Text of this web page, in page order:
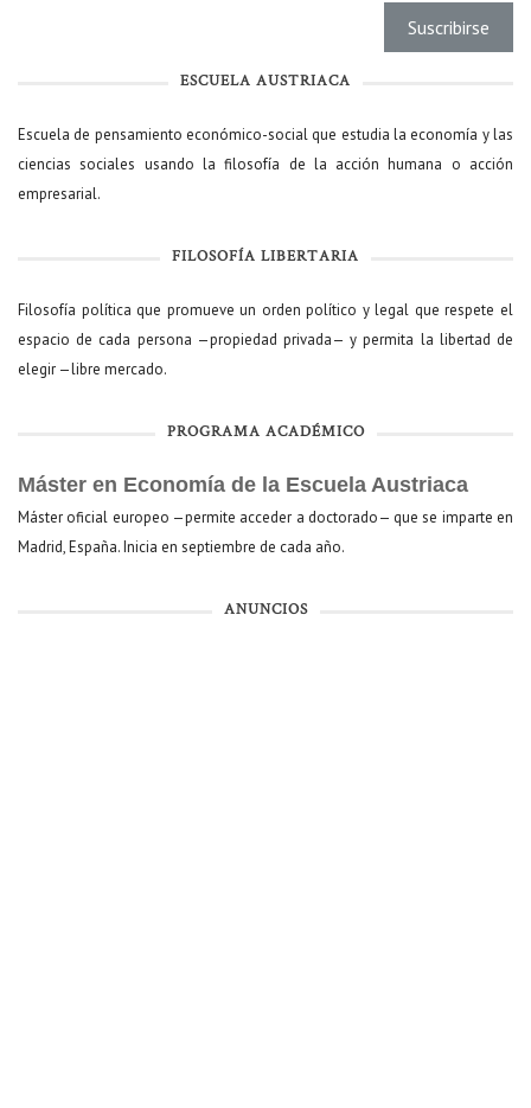
ESCUELA AUSTRIACA
Escuela de pensamiento económico-social que estudia la economía y las
ciencias sociales usando la filosofía de la acción humana o acción
empresarial.
FILOSOFÍA LIBERTARIA
Filosofía política que promueve un orden político y legal que respete el
espacio de cada persona —propiedad privada— y permita la libertad de
elegir —libre mercado.
PROGRAMA ACADÉMICO
Máster en Economía de la Escuela Austriaca
Máster oficial europeo —permite acceder a doctorado— que se imparte en
Madrid, España. Inicia en septiembre de cada año.
ANUNCIOS